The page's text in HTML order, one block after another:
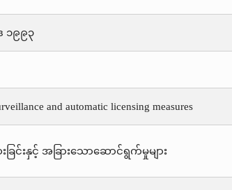
၁၉၉၃
and automatic licensing measures
င်းနှင့် အခြားသောဆောင်ရွက်မှုများ